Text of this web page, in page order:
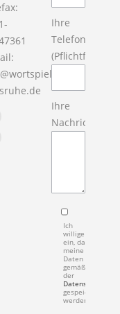
Sie uns auf:
Ihre
Telefon
(Pflichtfeld)
Ihre
Nachricht
Ich
willige
ein, dass
meine
Daten
gemäß
der
gespeichert
werden.